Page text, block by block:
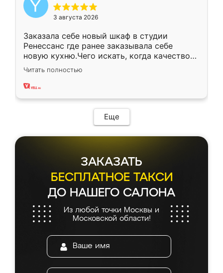
3 августа 2026
Заказала себе новый шкаф в студии
Ренессанс где ранее заказывала себе
новую кухню.Чего искать, когда качеством
вполне довольна. Служит кухня уже почти
два года, нареканий нет.
Читать полностью
Еще
ЗАКАЗАТЬ
БЕСПЛАТНОЕ ТАКСИ
ДО НАШЕГО САЛОНА
Из любой точки Москвы и
Московской области!